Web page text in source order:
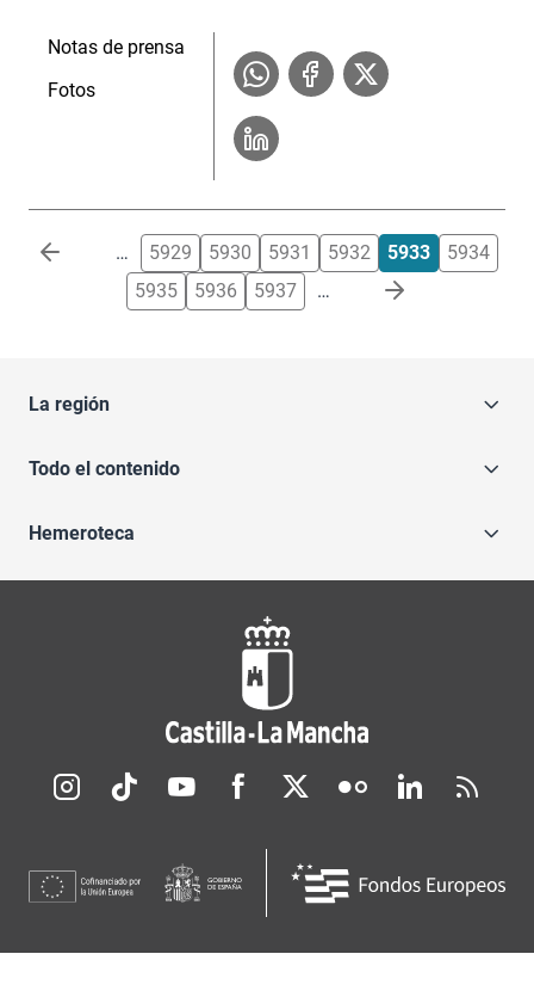
Notas de prensa
Fotos
Paginación … 5929 5930 5931 5932 5933
5934
5935
5936 5937 …
La región
Todo el contenido
Hemeroteca
Redes sociales JCCM